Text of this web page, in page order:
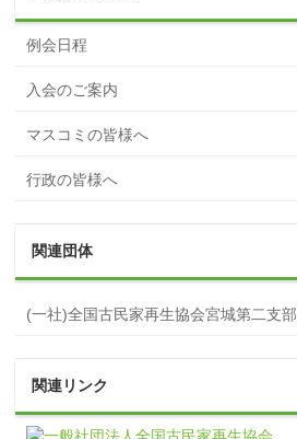
例会日程
入会のご案内
マスコミの皆様へ
行政の皆様へ
関連団体
(一社)全国古民家再生協会宮城第二支部
関連リンク